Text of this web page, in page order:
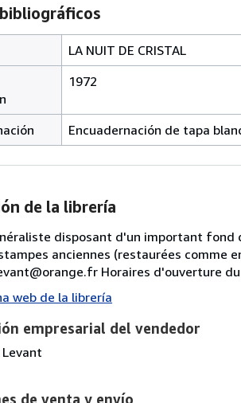
LA NUIT DE CRISTAL
1972
Encuadernación de tapa
de la librería
disposant d'un important fond
anciennes (restaurées comme
Horaires d'ouverture
web de la librería
empresarial del vendedor
de venta y envío